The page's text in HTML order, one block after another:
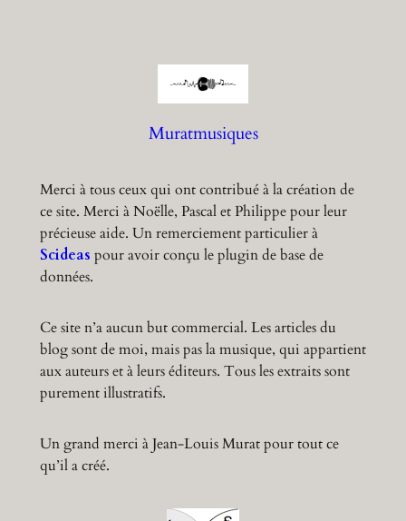
Muratmusiques
Merci à tous ceux qui ont contribué à la création de
ce site. Merci à Noëlle, Pascal et Philippe pour leur
précieuse aide. Un remerciement particulier à
Scideas pour avoir conçu le plugin de base de
données.
Ce site n’a aucun but commercial. Les articles du
blog sont de moi, mais pas la musique, qui appartient
aux auteurs et à leurs éditeurs. Tous les extraits sont
purement illustratifs.
Un grand merci à Jean-Louis Murat pour tout ce
qu’il a créé.